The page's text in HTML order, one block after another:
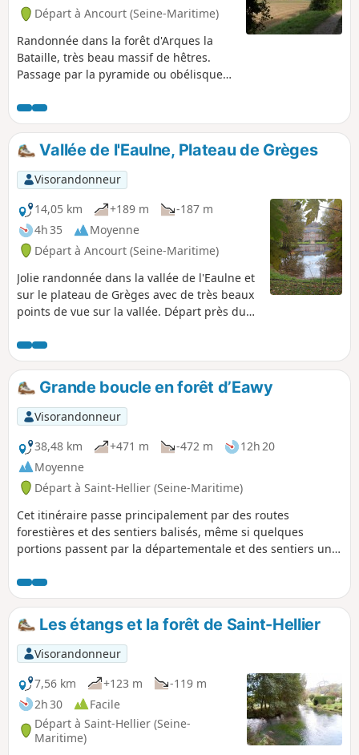
Départ à Ancourt (Seine-Maritime)
Randonnée dans la forêt d'Arques la
Bataille, très beau massif de hêtres.
Passage par la pyramide ou obélisque
magnifique panorama de la vallée de
l'Arques. Une partie du chemin n'est
plus entretenu voir article des infos
dieppoises En attendant je vous
propose une variante à partir du point
(11).
Vallée de l'Eaulne, Plateau de Grèges
Visorandonneur
14,05 km
+189 m
-187 m
4h 35
Moyenne
Départ à Ancourt (Seine-Maritime)
Jolie randonnée dans la vallée de l'Eaulne et
sur le plateau de Grèges avec de très beaux
points de vue sur la vallée. Départ près du
Visite d'Ancourt et de Martin Église. Passage
par la Forêt Domaniale d'Arques.
Grande boucle en forêt d’Eawy
Visorandonneur
38,48 km
+471 m -472 m
12h 20
Moyenne
Départ à Saint-Hellier (Seine-Maritime)
Cet itinéraire passe principalement par des routes
forestières et des sentiers balisés, même si quelques
portions passent par la départementale et des sentiers un
randonneurs avisés et bien équipés, surtout si la météo
n'est pas très accueillante, même si aucune portion ne
présente de grandes difficultés techniques.Attention, les
escargots et les amphibiens sont nombreux alors regardez
où vous marchez.Attention ! Vu la longueur de cette
randonnée, il est impératif de ne pas se perdre : GPS ou
application Visorando recommandé. De plus, des variantes
peuvent être utiles à plusieurs endroits.
Les étangs et la forêt de Saint-Hellier
Visorandonneur
7,56 km
+123 m
-119 m
2h 30
Facile
Départ à Saint-Hellier (Seine-
Maritime)